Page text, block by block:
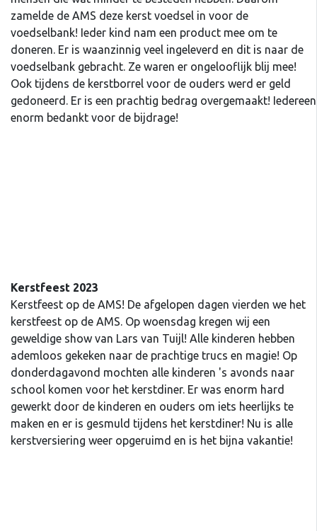
zamelde de AMS deze kerst voedsel in voor de
voedselbank! Ieder kind nam een product mee om te
doneren. Er is waanzinnig veel ingeleverd en dit is naar de
voedselbank gebracht. Ze waren er ongelooflijk blij mee!
Ook tijdens de kerstborrel voor de ouders werd er geld
gedoneerd. Er is een prachtig bedrag overgemaakt! Iedereen
enorm bedankt voor de bijdrage!
Kerstfeest 2023
Kerstfeest op de AMS! De afgelopen dagen vierden we het
kerstfeest op de AMS. Op woensdag kregen wij een
geweldige show van Lars van Tuijl! Alle kinderen hebben
ademloos gekeken naar de prachtige trucs en magie! Op
donderdagavond mochten alle kinderen 's avonds naar
school komen voor het kerstdiner. Er was enorm hard
gewerkt door de kinderen en ouders om iets heerlijks te
maken en er is gesmuld tijdens het kerstdiner! Nu is alle
kerstversiering weer opgeruimd en is het bijna vakantie!